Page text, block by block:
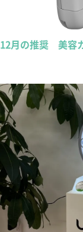
12月の推奨 美容